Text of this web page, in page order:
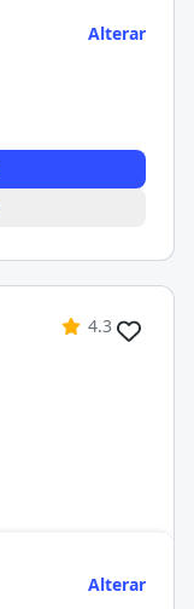
Alterar
4.3
Alterar